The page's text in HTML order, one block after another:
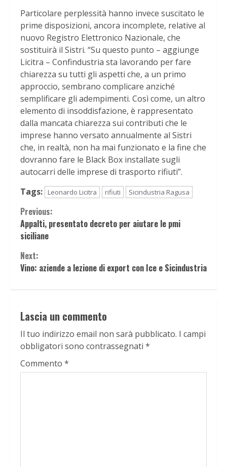
Particolare perplessità hanno invece suscitato le
prime disposizioni, ancora incomplete, relative al
nuovo Registro Elettronico Nazionale, che
sostituirà il Sistri. “Su questo punto – aggiunge
Licitra – Confindustria sta lavorando per fare
chiarezza su tutti gli aspetti che, a un primo
approccio, sembrano complicare anziché
semplificare gli adempimenti. Così come, un altro
elemento di insoddisfazione, è rappresentato
dalla mancata chiarezza sui contributi che le
imprese hanno versato annualmente al Sistri
che, in realtà, non ha mai funzionato e la fine che
dovranno fare le Black Box installate sugli
autocarri delle imprese di trasporto rifiuti”.
Tags:
Leonardo Licitra rifiuti Sicindustria Ragusa
Continue
Reading
Previous:
Appalti, presentato decreto per aiutare le pmi
siciliane
Next:
Vino: aziende a lezione di export con Ice e Sicindustria
Lascia un commento
Il tuo indirizzo email non sarà pubblicato. I campi
obbligatori sono contrassegnati *
Commento *